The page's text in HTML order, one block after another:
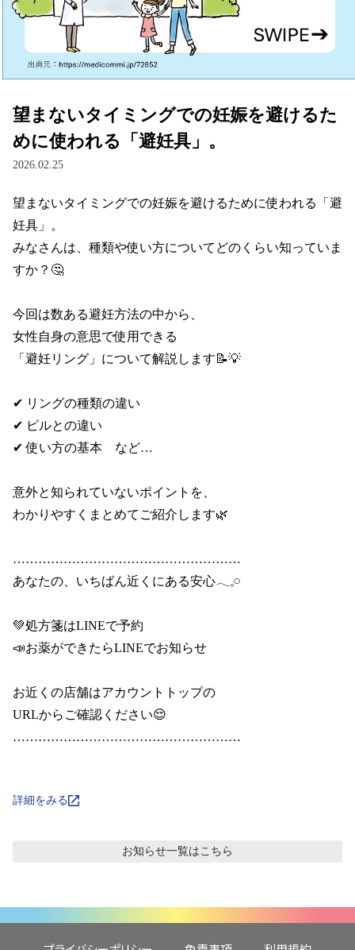
望まないタイミングでの妊娠を避けるた
めに使われる「避妊具」。
2026.02.25
望まないタイミングでの妊娠を避けるために使われる「避
妊具」。
みなさんは、種類や使い方についてどのくらい知っていま
すか？🤔
今回は数ある避妊方法の中から、
女性自身の意思で使用できる
「避妊リング」について解説します📝💡
✔ リングの種類の違い
✔ ピルとの違い
✔ 使い方の基本　など…
意外と知られていないポイントを、
わかりやすくまとめてご紹介します🌿
………………………………………………
あなたの、いちばん近くにある安心𓂃𓈒𓏸
💚処方箋はLINEで予約
📣お薬ができたらLINEでお知らせ
お近くの店舗はアカウントトップの
URLからご確認ください😌
………………………………………………
詳細をみる
お知らせ一覧はこちら